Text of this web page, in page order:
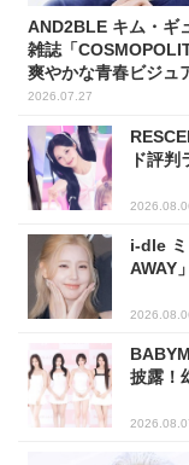
AND2BLE キム・ギ
雑誌「
爽やかな青春ビジュ
露
2026.07.27
ド評判
i-dle
AWAY
披露！